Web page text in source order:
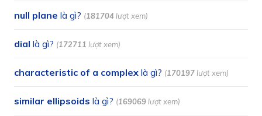
null plane là gì? (181704 lượt xem)
dial là gì? (172711 lượt xem)
characteristic of a complex là gì? (170197 lượt xem)
similar ellipsoids là gì? (169069 lượt xem)